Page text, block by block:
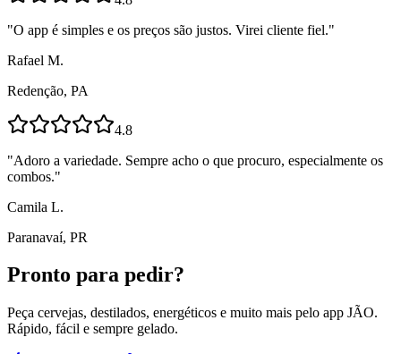
"O app é simples e os preços são justos. Virei cliente fiel."
Rafael M.
Redenção, PA
4.8
"Adoro a variedade. Sempre acho o que procuro, especialmente os
combos."
Camila L.
Paranavaí, PR
Pronto para pedir?
Peça cervejas, destilados, energéticos e muito mais pelo app JÃO.
Rápido, fácil e sempre gelado.